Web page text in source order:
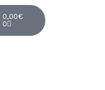
0,00€
0
Cart